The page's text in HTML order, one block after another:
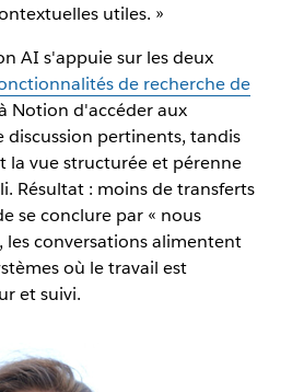
utiles. »
AI s'appuie sur les deux
de recherche de
Notion d'accéder aux
discussion pertinents, tandis
vue structurée et pérenne
Résultat : moins de transferts
se conclure par « nous
les conversations alimentent
où le travail est
et suivi.